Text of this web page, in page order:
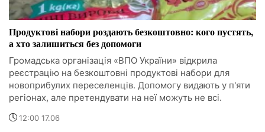
Продуктові набори роздають безкоштовно: кого пустять,
а хто залишиться без допомоги
Громадська організація «ВПО України» відкрила
реєстрацію на безкоштовні продуктові набори для
новоприбулих переселенців. Допомогу видають у п'яти
регіонах, але претендувати на неї можуть не всі.
12:00 17.06